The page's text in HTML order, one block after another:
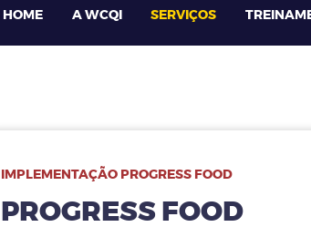
HOME A WCQI SERVIÇOS
IMPLEMENTAÇÃO PROGRESS FOOD
PROGRESS FOOD